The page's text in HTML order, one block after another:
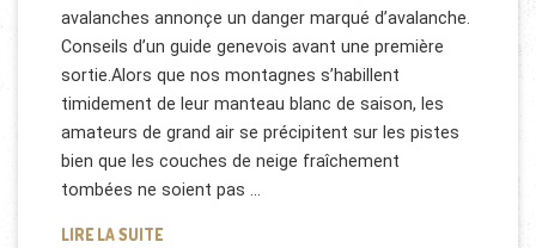
avalanches annonçe un danger marqué d’avalanche.
Conseils d’un guide genevois avant une première
sortie.Alors que nos montagnes s’habillent
timidement de leur manteau blanc de saison, les
amateurs de grand air se précipitent sur les pistes
bien que les couches de neige fraîchement
tombées ne soient pas …
LIRE LA SUITEATTENTION AUX AVALANCHES EN MONTAGNE